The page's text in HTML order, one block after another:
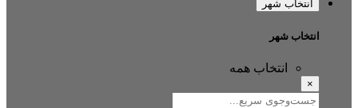
انتخاب شهر
انتخاب شهر
انتخاب همه
×